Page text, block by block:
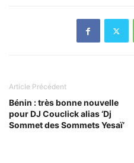
Article Précédent
Bénin : très bonne nouvelle
pour DJ Couclick alias ‘Dj
Sommet des Sommets Yesaï’